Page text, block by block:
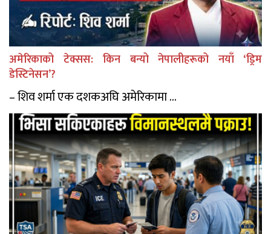
अमेरिकाको टेक्सस: किन बन्यो नेपालीहरूको नयाँ ‘ड्रिम
डेस्टिनेसन’?
– शिव शर्मा एक दशकअघि अमेरिकामा ...